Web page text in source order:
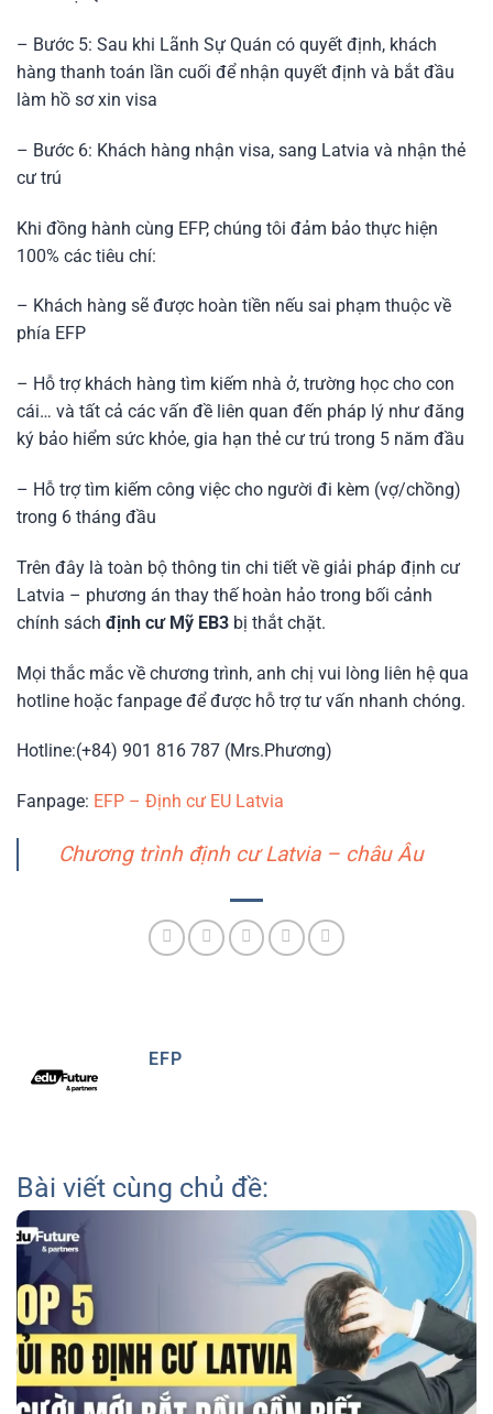
– Bước 5: Sau khi Lãnh Sự Quán có quyết định, khách
hàng thanh toán lần cuối để nhận quyết định và bắt đầu
làm hồ sơ xin visa
– Bước 6: Khách hàng nhận visa, sang Latvia và nhận thẻ
cư trú
Khi đồng hành cùng EFP, chúng tôi đảm bảo thực hiện
100% các tiêu chí:
– Khách hàng sẽ được hoàn tiền nếu sai phạm thuộc về
phía EFP
– Hỗ trợ khách hàng tìm kiếm nhà ở, trường học cho con
cái… và tất cả các vấn đề liên quan đến pháp lý như đăng
ký bảo hiểm sức khỏe, gia hạn thẻ cư trú trong 5 năm đầu
– Hỗ trợ tìm kiếm công việc cho người đi kèm (vợ/chồng)
trong 6 tháng đầu
Trên đây là toàn bộ thông tin chi tiết về giải pháp định cư
Latvia – phương án thay thế hoàn hảo trong bối cảnh
chính sách định cư Mỹ EB3 bị thắt chặt.
Mọi thắc mắc về chương trình, anh chị vui lòng liên hệ qua
hotline hoặc fanpage để được hỗ trợ tư vấn nhanh chóng.
Hotline:(+84) 901 816 787 (Mrs.Phương)
Fanpage: EFP – Định cư EU Latvia
Chương trình định cư Latvia – châu Âu
EFP
Bài viết cùng chủ đề: